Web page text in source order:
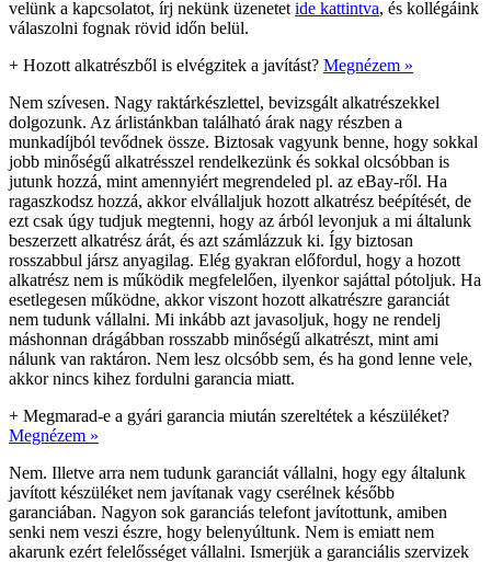
velünk a kapcsolatot, írj nekünk üzenetet ide kattintva, és kollégáink
válaszolni fognak rövid időn belül.
+ Hozott alkatrészből is elvégzitek a javítást? Megnézem »
Nem szívesen. Nagy raktárkészlettel, bevizsgált alkatrészekkel
dolgozunk. Az árlistánkban található árak nagy részben a
munkadíjból tevődnek össze. Biztosak vagyunk benne, hogy sokkal
jobb minőségű alkatrésszel rendelkezünk és sokkal olcsóbban is
jutunk hozzá, mint amennyiért megrendeled pl. az eBay-ről. Ha
ragaszkodsz hozzá, akkor elvállaljuk hozott alkatrész beépítését, de
ezt csak úgy tudjuk megtenni, hogy az árból levonjuk a mi általunk
beszerzett alkatrész árát, és azt számlázzuk ki. Így biztosan
rosszabbul jársz anyagilag. Elég gyakran előfordul, hogy a hozott
alkatrész nem is működik megfelelően, ilyenkor sajáttal pótoljuk. Ha
esetlegesen működne, akkor viszont hozott alkatrészre garanciát
nem tudunk vállalni. Mi inkább azt javasoljuk, hogy ne rendelj
máshonnan drágábban rosszabb minőségű alkatrészt, mint ami
nálunk van raktáron. Nem lesz olcsóbb sem, és ha gond lenne vele,
akkor nincs kihez fordulni garancia miatt.
+ Megmarad-e a gyári garancia miután szereltétek a készüléket?
Megnézem »
Nem. Illetve arra nem tudunk garanciát vállalni, hogy egy általunk
javított készüléket nem javítanak vagy cserélnek később
garanciában. Nagyon sok garanciás telefont javítottunk, amiben
senki nem veszi észre, hogy belenyúltunk. Nem is emiatt nem
akarunk ezért felelősséget vállalni. Ismerjük a garanciális szervizek